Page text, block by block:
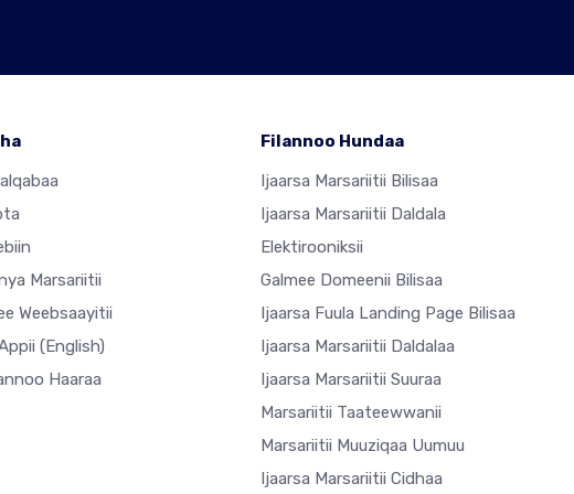
Marsariitii
Weebsaayitii
(English)
Haaraa
Filannoo Hundaa
Ijaarsa Marsariitii Bilisaa
Ijaarsa Marsariitii Daldala
Elektirooniksii
Galmee Domeenii Bilisaa
Ijaarsa Fuula Landing Page Bilisaa
Ijaarsa Marsariitii Daldalaa
Ijaarsa Marsariitii Suuraa
Marsariitii Taateewwanii
Marsariitii Muuziqaa Uumuu
Ijaarsa Marsariitii Cidhaa